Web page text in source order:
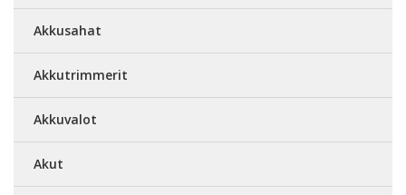
Akkusahat
Akkutrimmerit
Akkuvalot
Akut